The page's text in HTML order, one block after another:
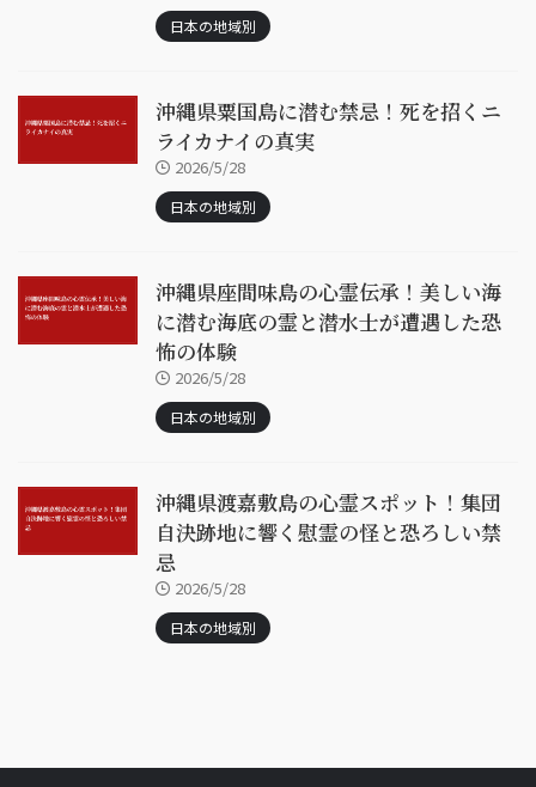
日本の地域別
沖縄県粟国島に潜む禁忌！死を招くニ
ライカナイの真実
2026/5/28
日本の地域別
沖縄県座間味島の心霊伝承！美しい海
に潜む海底の霊と潜水士が遭遇した恐
怖の体験
2026/5/28
日本の地域別
沖縄県渡嘉敷島の心霊スポット！集団
自決跡地に響く慰霊の怪と恐ろしい禁
忌
2026/5/28
日本の地域別